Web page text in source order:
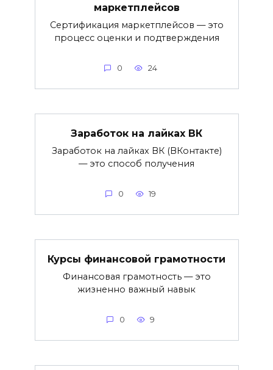
маркетплейсов
Сертификация маркетплейсов — это
процесс оценки и подтверждения
0 24
Заработок на лайках ВК
Заработок на лайках ВК (ВКонтакте)
— это способ получения
0 19
Курсы финансовой грамотности
Финансовая грамотность — это
жизненно важный навык
0 9